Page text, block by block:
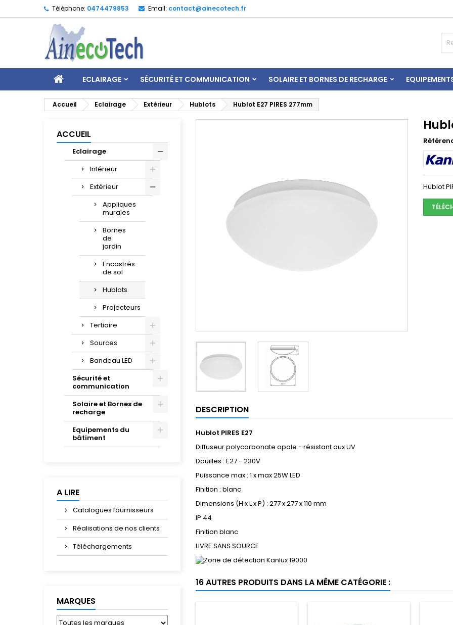
Téléphone: 0474479853 Email: contact@ainecotech.fr
ECLAIRAGE SÉCURITÉ ET COMMUNICATION SOLAIRE ET BORNES DE RECHARGE
Accueil Eclairage Extérieur Hublots Hublot E27 PIRES 277mm
ACCUEIL
Eclairage
Intérieur
Extérieur
Appliques
murales
Bornes
de
jardin
Encastrés
de sol
Hublots
Projecteurs
Tertiaire
Sources
Bandeau LED
Sécurité et
communication
Solaire et Bornes de
recharge
Equipements du
bâtiment
A LIRE
Catalogues fournisseurs
Réalisations de nos clients
Téléchargements
MARQUES
Hublot
DESCRIPTION
Hublot PIRES E27
Diffuseur polycarbonate opale - résistant aux UV
Douilles : E27 - 230V
Puissance max : 1 x max 25W LED
Finition : blanc
Dimensions (H x L x P) : 277 x 277 x 110 mm
IP 44
Finition blanc
LIVRE SANS SOURCE
16 AUTRES PRODUITS DANS LA MÊME CATÉGORIE :